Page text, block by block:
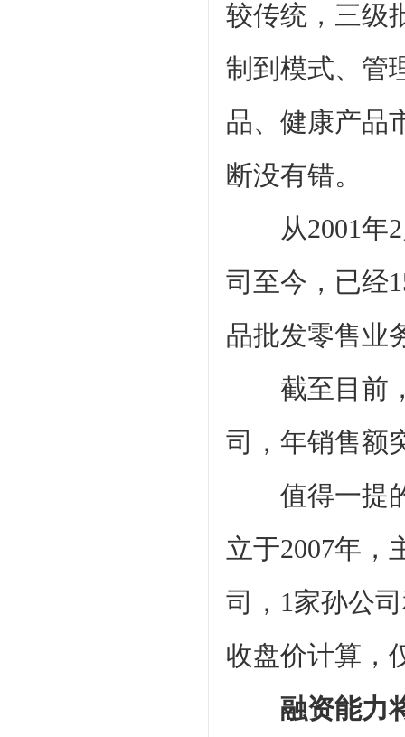
较传统，三级
制到模式、管
品、健康产品
断没有错。
从2001年2
司至今，已经
品批发零售业
截至目前，
司，年销售额
值得一提的
立于2007年，
司，1家孙公
收盘价计算，
融资能力